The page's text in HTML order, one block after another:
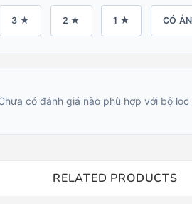
3 ★ 2 ★ 1 ★ CÓ
có đánh giá nào phù hợp với bộ lọc
RELATED PRODUCTS